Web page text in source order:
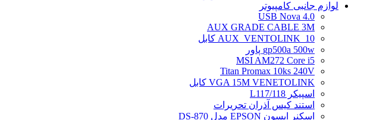
لوازم جانبی کامپیوتر
4.0 USB Nova
AUX GRADE CABLE 3M
AUX_VENTOLINK_10 کابل
gp500a 500w پاور
MSI AM272 Core i5
Titan Promax 10ks 240V
VGA 15M VENETOLINK کابل
اسپیکر L117/118
استند کیس آذران تحریرات
اسکنر اپسون EPSON مدل DS-870